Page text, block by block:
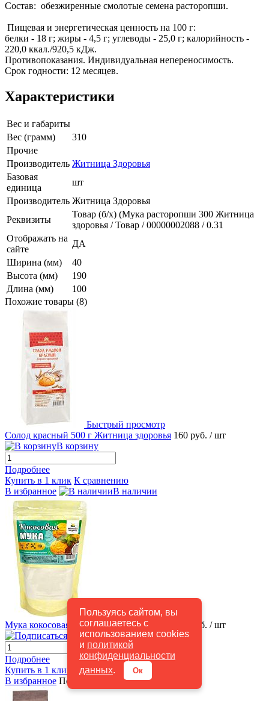
Пользуясь сайтом, вы
соглашаетесь с
использованием cookies
и политикой
конфиденциальности
данных. Ок
Состав: обезжиренные смолотые семена расторопши.
Пищевая и энергетическая ценность на 100 г:
белки - 18 г; жиры - 4,5 г; углеводы - 25,0 г; калорийность -
220,0 ккал./920,5 кДж.
Противопоказания. Индивидуальная непереносимость.
Срок годности: 12 месяцев.
Характеристики
Вес и габариты
Вес (грамм)
310
Прочие
Производитель Житница Здоровья
Базовая
единица
шт
Производитель Житница Здоровья
Реквизиты
Товар (б/х) (Мука расторопши 300 Житница
здоровья / Товар / 00000002088 / 0.31
Отображать на
сайте
ДА
Ширина (мм)
40
Высота (мм)
190
Длина (мм)
100
Похожие товары (8)
Быстрый просмотр
Солод красный 500 г Житница здоровья 160 руб. / шт
В корзину
Подробнее
Купить в 1 клик К сравнению
В избранное
В наличии
Быстрый просмотр
Мука кокосовая 450г Житница Здоровья
280 руб. / шт
Подписаться
Подробнее
Купить в 1 клик
К сравнению
В избранное Под заказ